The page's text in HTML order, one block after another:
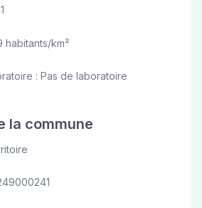
habitants/km²
: Pas de laboratoire
la commune